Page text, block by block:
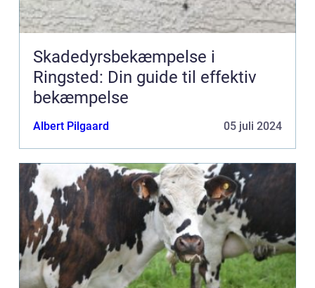
Skadedyrsbekæmpelse i
Ringsted: Din guide til effektiv
bekæmpelse
Albert Pilgaard 05 juli 2024